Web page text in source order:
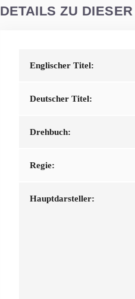
DETAILS ZU
Englischer Titel:
Deutscher Titel:
Drehbuch:
Regie:
Hauptdarsteller: